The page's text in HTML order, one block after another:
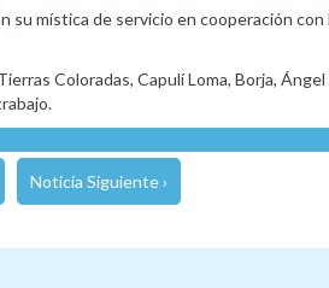
mística de servicio en cooperación
Coloradas, Capulí Loma, Borja,
Noticia Siguiente ›